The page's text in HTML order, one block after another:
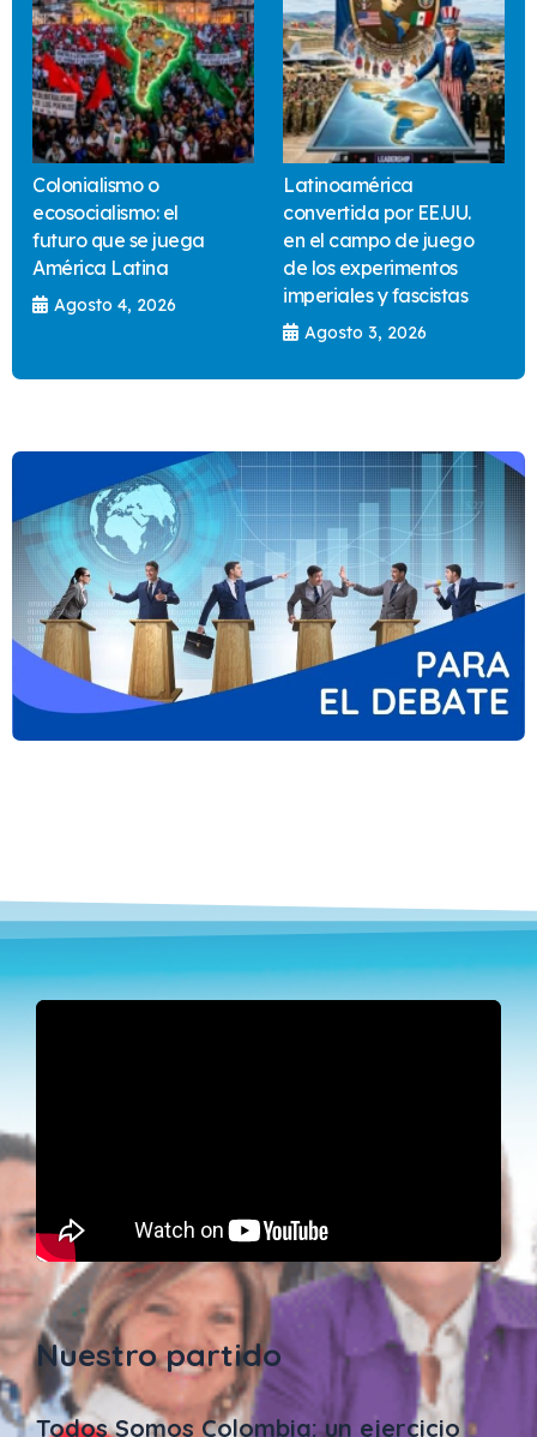
Colonialismo o
ecosocialismo: el
futuro que se juega
América Latina
Agosto 4, 2026
Latinoamérica
convertida por EE.UU.
en el campo de juego
de los experimentos
imperiales y fascistas
Agosto 3, 2026
Nuestro partido
Todos Somos Colombia: un ejercicio